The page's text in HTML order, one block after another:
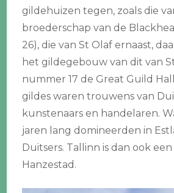
gildehuizen tegen, zoals die
broederschap van de
26), die van St Olaf ernaast,
het gildegebouw van dit van
nummer 17 de Great Guild
gildes waren trouwens van
kunstenaars en handelaren.
jaren lang domineerden in
Duitsers. Tallinn is dan ook
Hanzestad.